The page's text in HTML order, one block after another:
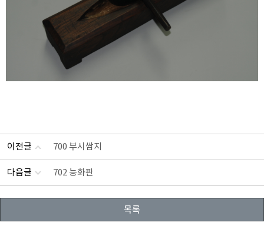
이전글 700 부시쌈지
다음글 702 능화판
목록